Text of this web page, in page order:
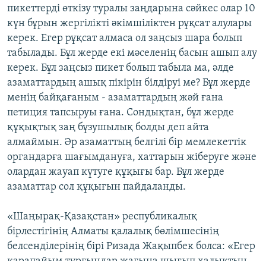
пикеттерді өткізу туралы заңдарына сәйкес олар 10
күн бұрын жергілікті әкімшіліктен рұқсат алулары
керек. Егер рұқсат алмаса ол заңсыз шара болып
табылады. Бұл жерде екі мәселенің басын ашып алу
керек. Бұл заңсыз пикет болып табыла ма, әлде
азаматтардың ашық пікірін білдіруі ме? Бұл жерде
менің байқағаным - азаматтардың жәй ғана
петиция тапсыруы ғана. Сондықтан, бұл жерде
құқықтық заң бұзушылық болды деп айта
алмаймын. Әр азаматтың белгілі бір мемлекеттік
органдарға шағымдануға, хаттарын жіберуге және
олардан жауап күтуге құқығы бар. Бұл жерде
азаматтар сол құқығын пайдаланды.
«Шаңырақ-Қазақстан» республикалық
бірлестігінің Алматы қалалық бөлімшесінің
белсенділерінің бірі Ризада Жақыпбек болса: «Егер